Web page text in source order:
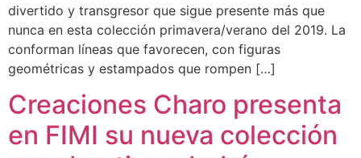
divertido y transgresor que sigue presente más que
nunca en esta colección primavera/verano del 2019. La
conforman líneas que favorecen, con figuras
geométricas y estampados que rompen […]
Creaciones Charo presenta
en FIMI su nueva colección